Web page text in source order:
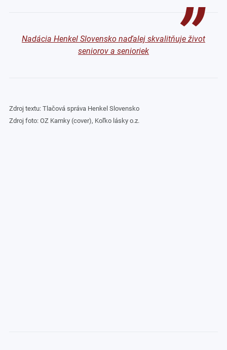
Nadácia Henkel Slovensko naďalej skvalitňuje život
seniorov a senioriek
Zdroj textu: Tlačová správa Henkel Slovensko
Zdroj foto: OZ Kamky (cover), Koľko lásky o.z.